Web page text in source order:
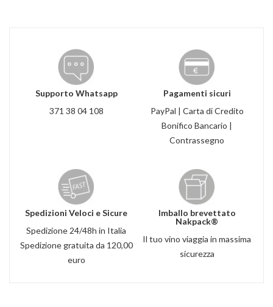
Supporto Whatsapp
371 38 04 108
Pagamenti sicuri
PayPal | Carta di Credito
Bonifico Bancario |
Contrassegno
Spedizioni Veloci e Sicure
Spedizione 24/48h in Italia
Spedizione gratuita da 120,00
euro
Imballo brevettato
Nakpack®
Il tuo vino viaggia in massima
sicurezza